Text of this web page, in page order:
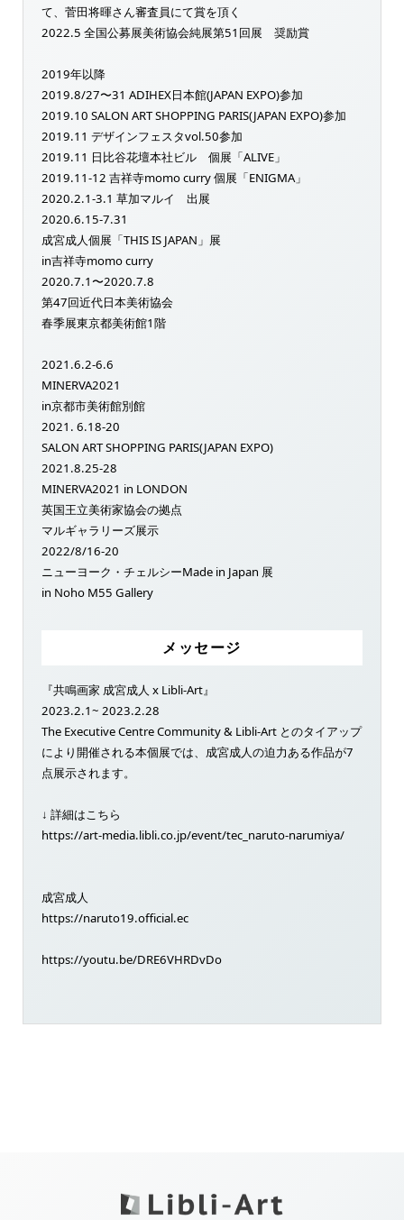
て、菅田将暉さん審査員にて賞を頂く
2022.5 全国公募展美術協会純展第51回展 奨励賞
2019年以降
2019.8/27〜31 ADIHEX日本館(JAPAN EXPO)参加
2019.10 SALON ART SHOPPING PARIS(JAPAN EXPO)参加
2019.11 デザインフェスタvol.50参加
2019.11 日比谷花壇本社ビル 個展「ALIVE」
2019.11-12 吉祥寺momo curry 個展「ENIGMA」
2020.2.1-3.1 草加マルイ 出展
2020.6.15-7.31
成宮成人個展「THIS IS JAPAN」展
in吉祥寺momo curry
2020.7.1〜2020.7.8
第47回近代日本美術協会
春季展東京都美術館1階
2021.6.2-6.6
MINERVA2021
in京都市美術館別館
2021. 6.18-20
SALON ART SHOPPING PARIS(JAPAN EXPO)
2021.8.25-28
MINERVA2021 in LONDON
英国王立美術家協会の拠点
マルギャラリーズ展示
2022/8/16-20
ニューヨーク・チェルシーMade in Japan 展
in Noho M55 Gallery
メッセージ
『共鳴画家 成宮成人 x Libli-Art』
2023.2.1~ 2023.2.28
The Executive Centre Community & Libli-Art とのタイアップ
により開催される本個展では、成宮成人の迫力ある作品が7
点展示されます。
↓ 詳細はこちら
https://art-media.libli.co.jp/event/tec_naruto-narumiya/
成宮成人
https://naruto19.official.ec
https://youtu.be/DRE6VHRDvDo